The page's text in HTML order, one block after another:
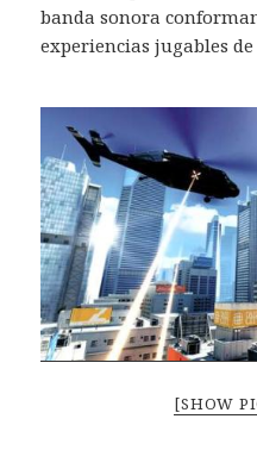
banda sonora
experiencias jugables
[SHOW